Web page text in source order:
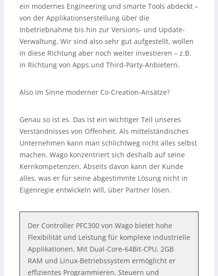
ein modernes Engineering und smarte Tools abdeckt –
von der Applikationserstellung über die
Inbetriebnahme bis hin zur Versions- und Update-
Verwaltung. Wir sind also sehr gut aufgestellt, wollen
in diese Richtung aber noch weiter investieren – z.B.
in Richtung von Apps und Third-Party-Anbietern.
Also im Sinne moderner Co-Creation-Ansätze?
Genau so ist es. Das ist ein wichtiger Teil unseres
Verständnisses von Offenheit. Als mittelständisches
Unternehmen kann man schlichtweg nicht alles selbst
machen. Wago konzentriert sich deshalb auf seine
Kernkompetenzen. Abseits davon kann der Kunde
alles, was er für seine abgestimmte Lösung nicht in
Eigenregie entwickeln will, über Partner lösen.
Der Controller PFC300 von Wago bietet hohe
Flexibilität und Leistung für komplexe industrielle
Applikationen. Mit Dual-Core-64Bit-CPU, 2GB
RAM und Linux-Betriebssystem ermöglicht er
effizientes Programmieren, Steuern und